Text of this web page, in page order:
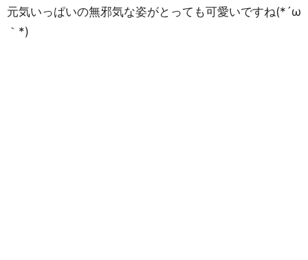
元気いっぱいの無邪気な姿がとっても可愛いですね(*´ω
｀*)